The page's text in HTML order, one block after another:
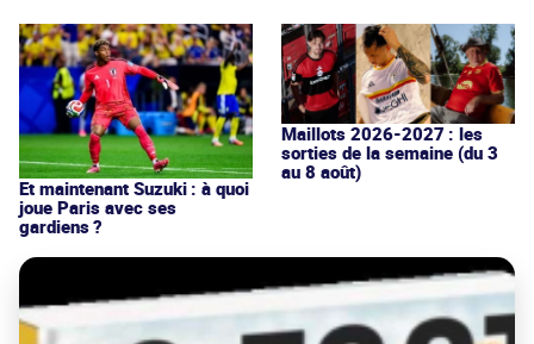
Et maintenant Suzuki : à quoi
joue Paris avec ses
gardiens ?
Maillots 2026-2027 : les
sorties de la semaine (du 3
au 8 août)